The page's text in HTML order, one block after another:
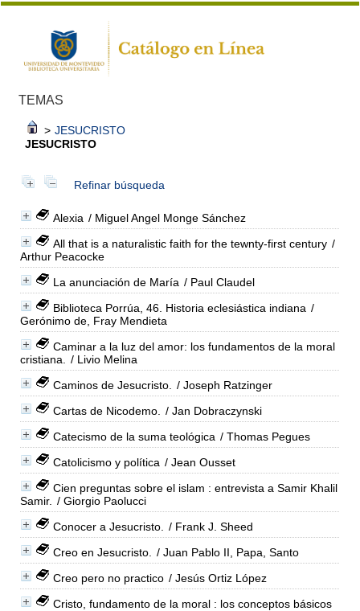
TEMAS
> JESUCRISTO
JESUCRISTO
Refinar búsqueda
Alexia / Miguel Angel Monge Sánchez
All that is a naturalistic faith for the tewnty-first century /
Arthur Peacocke
La anunciación de María / Paul Claudel
Biblioteca Porrúa, 46. Historia eclesiástica indiana /
Gerónimo de, Fray Mendieta
Caminar a la luz del amor: los fundamentos de la moral
cristiana.
/ Livio Melina
Caminos de Jesucristo.
/ Joseph Ratzinger
Cartas de Nicodemo.
/ Jan Dobraczynski
Catecismo de la suma teológica / Thomas Pegues
Catolicismo y política / Jean Ousset
Cien preguntas sobre el islam : entrevista a Samir Khalil
Samir. / Giorgio Paolucci
Conocer a Jesucristo.
/ Frank J. Sheed
Creo en Jesucristo.
/ Juan Pablo II, Papa, Santo
Creo pero no practico / Jesús Ortiz López
Cristo, fundamento de la moral : los conceptos básicos